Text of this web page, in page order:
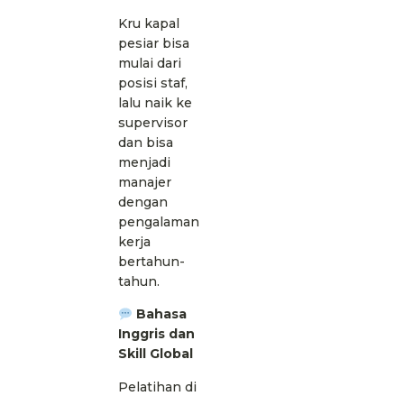
Kru kapal
pesiar bisa
mulai dari
posisi staf,
lalu naik ke
supervisor
dan bisa
menjadi
manajer
dengan
pengalaman
kerja
bertahun-
tahun.
Bahasa
Inggris dan
Skill Global
Pelatihan di